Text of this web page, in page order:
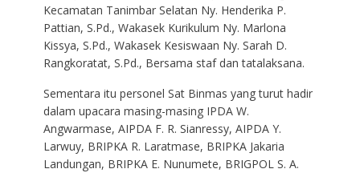
Kecamatan Tanimbar Selatan Ny. Henderika P.
Pattian, S.Pd., Wakasek Kurikulum Ny. Marlona
Kissya, S.Pd., Wakasek Kesiswaan Ny. Sarah D.
Rangkoratat, S.Pd., Bersama staf dan tatalaksana.
Sementara itu personel Sat Binmas yang turut hadir
dalam upacara masing-masing IPDA W.
Angwarmase, AIPDA F. R. Sianressy, AIPDA Y.
Larwuy, BRIPKA R. Laratmase, BRIPKA Jakaria
Landungan, BRIPKA E. Nunumete, BRIGPOL S. A.